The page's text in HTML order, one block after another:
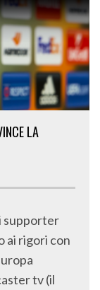
LA
supporter
ai rigori con
tv (il